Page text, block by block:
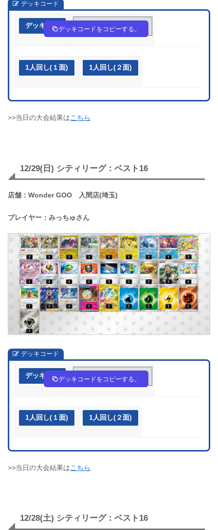
デッキコード
デッキ作成 fk5kkF-YVrPMJ-1VVFkF
デッキコードをコピーする。
1人回し(１面) 1人回し(２面)
>>当日の大会結果はこちら
12/29(日) シティリーグ：ベスト16
店舗：Wonder GOO 入間店(埼玉)
プレイヤー：みっちゅさん
デッキコード
デッキ作成 Up3yyX-SiU0B2-2MMyp2
デッキコードをコピーする。
1人回し(１面) 1人回し(２面)
>>当日の大会結果はこちら
12/28(土) シティリーグ：ベスト16